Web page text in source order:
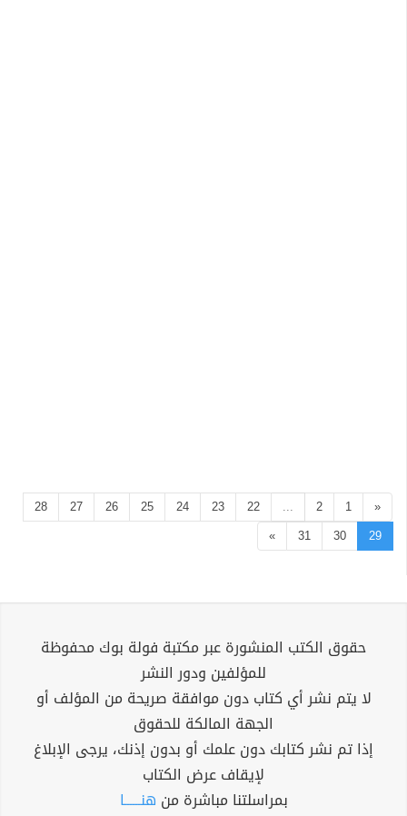
«
1
2
...
22
23
24
25
26
27
28
29
30
31
»
حقوق الكتب المنشورة عبر مكتبة فولة بوك محفوظة
للمؤلفين ودور النشر
لا يتم نشر أي كتاب دون موافقة صريحة من المؤلف أو
الجهة المالكة للحقوق
إذا تم نشر كتابك دون علمك أو بدون إذنك، يرجى الإبلاغ
لإيقاف عرض الكتاب
بمراسلتنا مباشرة من هنــــــا